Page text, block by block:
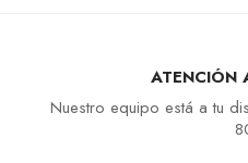
ATENCIÓN
Nuestro equipo está a tu